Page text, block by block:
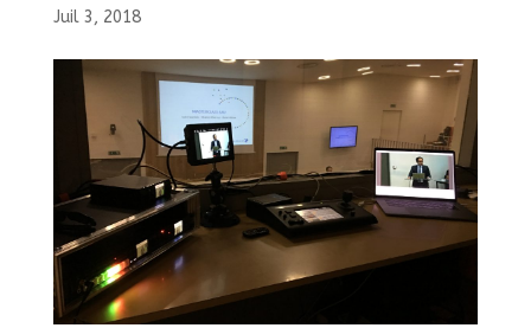
Juil 3, 2018